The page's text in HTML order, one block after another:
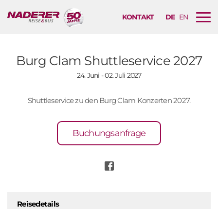
KONTAKT DE EN
B
Burg Clam Shuttleservice 2027
24. Juni - 02. Juli 2027
Shuttleservice zu den Burg Clam Konzerten 2027.
Buchungsanfrage
Reisedetails